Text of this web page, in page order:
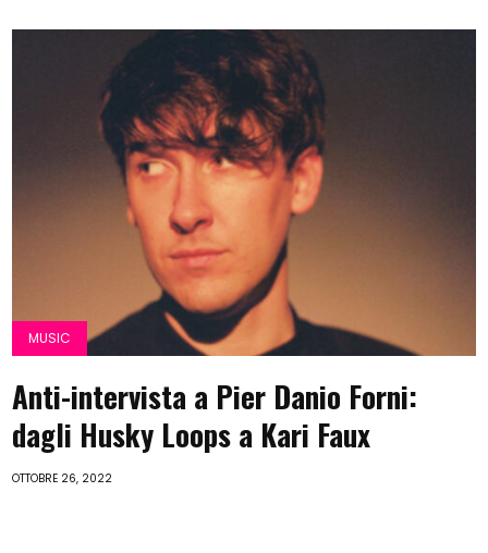
MUSIC
Anti-intervista a Pier Danio Forni:
dagli Husky Loops a Kari Faux
OTTOBRE 26, 2022